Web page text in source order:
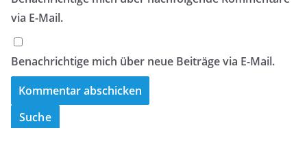
via E-Mail.
Benachrichtige mich über neue Beiträge via E-Mail.
Suche